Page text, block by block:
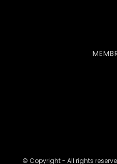
© Copyright - All rights